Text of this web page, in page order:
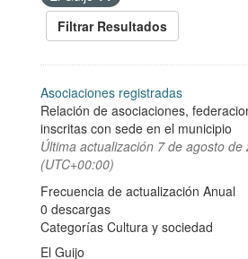
Filtrar Resultados
Asociaciones registradas
Relación de asociaciones,
inscritas con sede en el municipio
Última actualización 7 de agosto de
(UTC+00:00)
Frecuencia de actualización Anual
0 descargas
Categorías Cultura y sociedad
El Guijo